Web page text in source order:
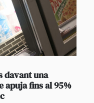
davant una
apuja fins al 95%